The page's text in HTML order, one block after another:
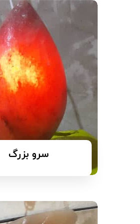
سرو بزرگ